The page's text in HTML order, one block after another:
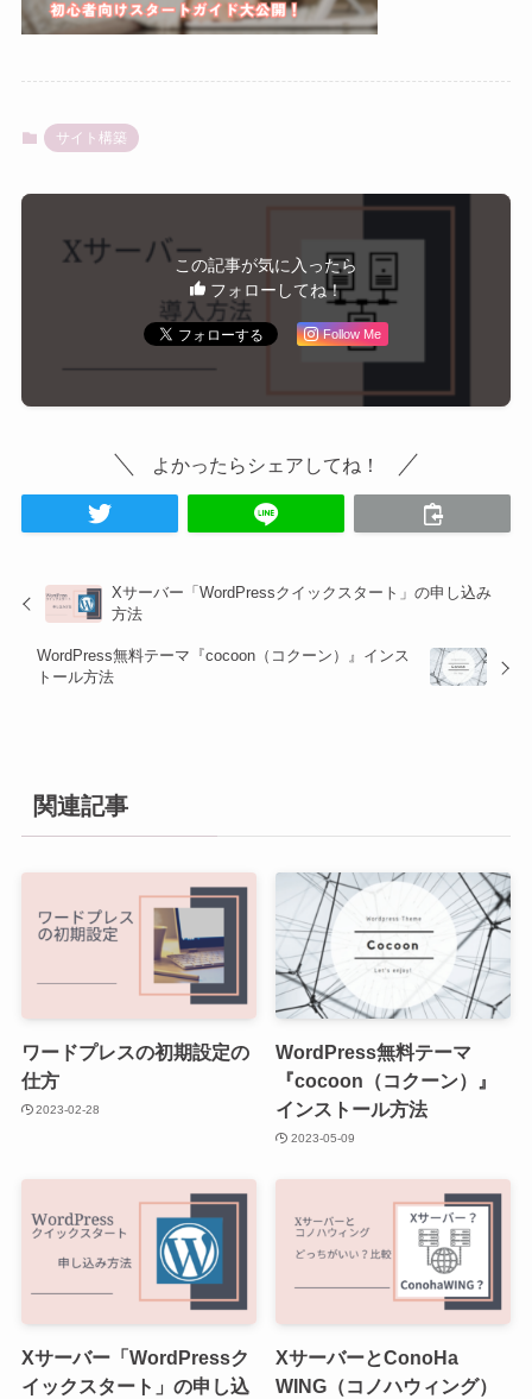
サイト構築
この記事が気に入ったら
フォローしてね！
Follow Me
よかったらシェアしてね！
Xサーバー「WordPressクイックスタート」の申し込み
方法
WordPress無料テーマ『cocoon（コクーン）』インス
トール方法
関連記事
ワードプレスの初期設定の
仕方
2023-02-28
WordPress無料テーマ
『cocoon（コクーン）』
インストール方法
2023-05-09
Xサーバー「WordPressク
イックスタート」の申し込
XサーバーとConoHa
WING（コノハウィング）